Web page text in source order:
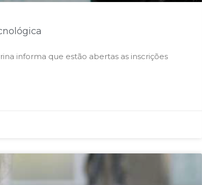
informa que estão abertas as inscrições